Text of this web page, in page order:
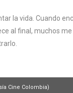
la vida. Cuando
al final, muchos
Cine Colombia)